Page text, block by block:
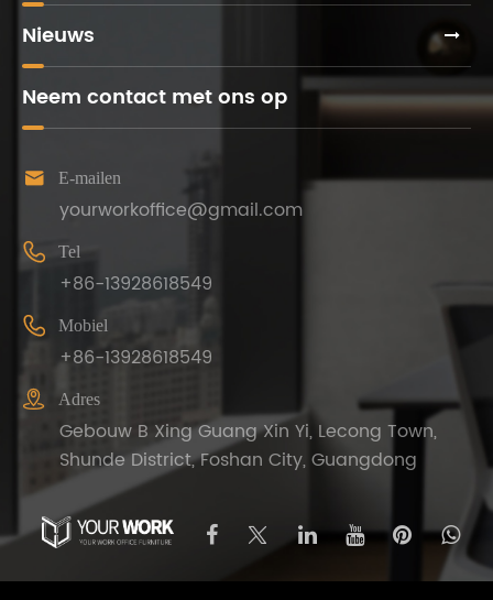
Nieuws
Neem contact met ons op
 E-mailen
yourworkoffice@gmail.com
 Tel
+86-13928618549
 Mobiel
+86-13928618549
 Adres
Gebouw B Xing Guang Xin Yi, Lecong Town,
Shunde District, Foshan City, Guangdong